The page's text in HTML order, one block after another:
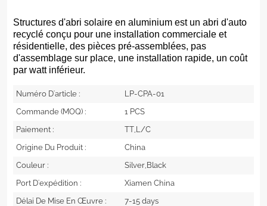
Structures d'abri solaire en aluminium est un abri d'auto
recyclé conçu pour une installation commerciale et
résidentielle, des pièces pré-assemblées, pas
d'assemblage sur place, une installation rapide, un coût
par watt inférieur.
Numéro D'article :
LP-CPA-01
Commande (MOQ) :
1 PCS
Paiement :
TT,L/C
Origine Du Produit :
China
Couleur :
Silver,Black
Port D'expédition :
Xiamen China
Délai De Mise En Œuvre :
7-15 days